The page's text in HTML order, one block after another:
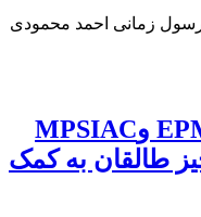
رسول زمانی احمد محمودی
بررسی کارایی مدل های EPM وMPSIAC
طالقان به کمک